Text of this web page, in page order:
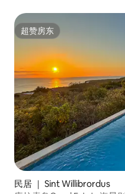
超赞房东
超赞房东
民居 ｜ Sint Willibrordus